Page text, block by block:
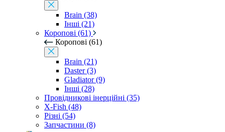
Brain (38)
Інші (21)
Коропові (61)
Коропові (61)
Brain (21)
Daster (3)
Gladiator (9)
Інші (28)
Провідникові інерційні (35)
X-Fish (48)
Різні (54)
Запчастини (8)